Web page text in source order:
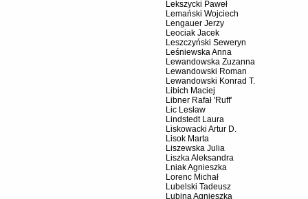
Lekszycki Paweł
Lemański Wojciech
Lengauer Jerzy
Leociak Jacek
Leszczyński Seweryn
Leśniewska Anna
Lewandowska Zuzanna
Lewandowski Roman
Lewandowski Konrad T.
Libich Maciej
Libner Rafał 'Ruff'
Lic Lesław
Lindstedt Laura
Liskowacki Artur D.
Lisok Marta
Liszewska Julia
Liszka Aleksandra
Lniak Agnieszka
Lorenc Michał
Lubelski Tadeusz
Lubina Agnieszka